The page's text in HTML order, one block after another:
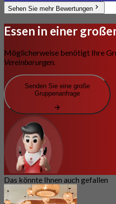
Sehen Sie mehr Bewertungen
Essen in einer
Möglicherweise benötigt Ihre
Vereinbarungen.
Senden Sie eine große
Gruppenanfrage
Das könnte Ihnen auch gefallen